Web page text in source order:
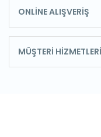
ONLİNE ALIŞVERİŞ
MÜŞTERİ HİZMETLERİ